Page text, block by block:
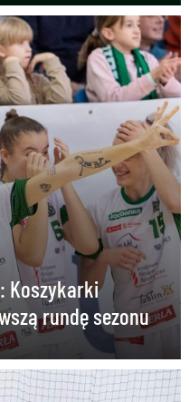
Koszykarki
rundę sezonu